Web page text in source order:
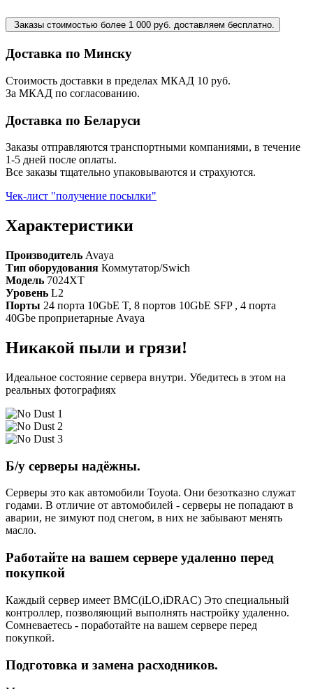
Заказы стоимостью более 1 000 руб. доставляем бесплатно.
Доставка по Минску
Стоимость доставки в пределах МКАД 10 руб.
За МКАД по согласованию.
Доставка по Беларуси
Заказы отправляются транспортными компаниями, в течение
1-5 дней после оплаты.
Все заказы тщательно упаковываются и страхуются.
Чек-лист "получение посылки"
Характеристики
Производитель Avaya
Тип оборудования Коммутатор/Swich
Модель 7024XT
Уровень L2
Порты 24 порта 10GbE T, 8 портов 10GbE SFP , 4 порта
40Gbe проприетарные Avaya
Никакой пыли и грязи!
Идеальное состояние сервера внутри. Убедитесь в этом на
реальных фотографиях
Б/у серверы надёжны.
Серверы это как автомобили Toyota. Они безотказно служат
годами. В отличие от автомобилей - серверы не попадают в
аварии, не зимуют под снегом, в них не забывают менять
масло.
Работайте на вашем сервере удаленно перед
покупкой
Каждый сервер имеет BMC(iLO,iDRAC) Это специальный
контроллер, позволяющий выполнять настройку удаленно.
Сомневаетесь - поработайте на вашем сервере перед
покупкой.
Подготовка и замена расходников.